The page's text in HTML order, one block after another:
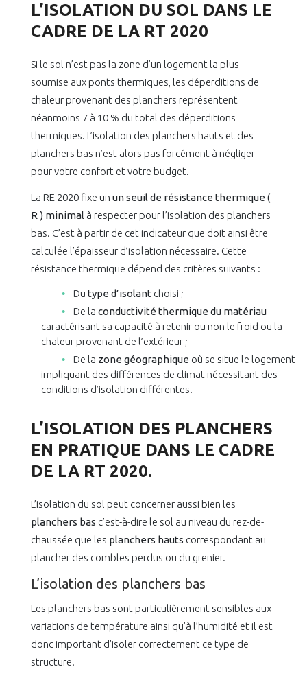
L’ISOLATION DU SOL DANS LE
CADRE DE LA RT 2020
Si le sol n’est pas la zone d’un logement la plus
soumise aux ponts thermiques, les déperditions de
chaleur provenant des planchers représentent
néanmoins 7 à 10 % du total des déperditions
thermiques. L’isolation des planchers hauts et des
planchers bas n’est alors pas forcément à négliger
pour votre confort et votre budget.
La RE 2020 fixe un un seuil de résistance thermique (
R ) minimal à respecter pour l’isolation des planchers
bas. C’est à partir de cet indicateur que doit ainsi être
calculée l’épaisseur d’isolation nécessaire. Cette
résistance thermique dépend des critères suivants :
Du type d’isolantchoisi ;
De la conductivité thermique du matériau
caractérisant sa capacité à retenir ou non le froid ou la
chaleur provenant de l’extérieur ;
De la zone géographique où se situe le logement
impliquant des différences de climat nécessitant des
conditions d’isolation différentes.
L’ISOLATION DES PLANCHERS
EN PRATIQUE DANS LE CADRE
DE LA RT 2020.
L’isolation du sol peut concerner aussi bien les
planchers bas c’est-à-dire le sol au niveau du rez-de-
chaussée que les planchers hauts correspondant au
plancher des combles perdus ou du grenier.
L’isolation des planchers bas
Les planchers bas sont particulièrement sensibles aux
variations de température ainsi qu’à l’humidité et il est
donc important d’isoler correctement ce type de
structure.